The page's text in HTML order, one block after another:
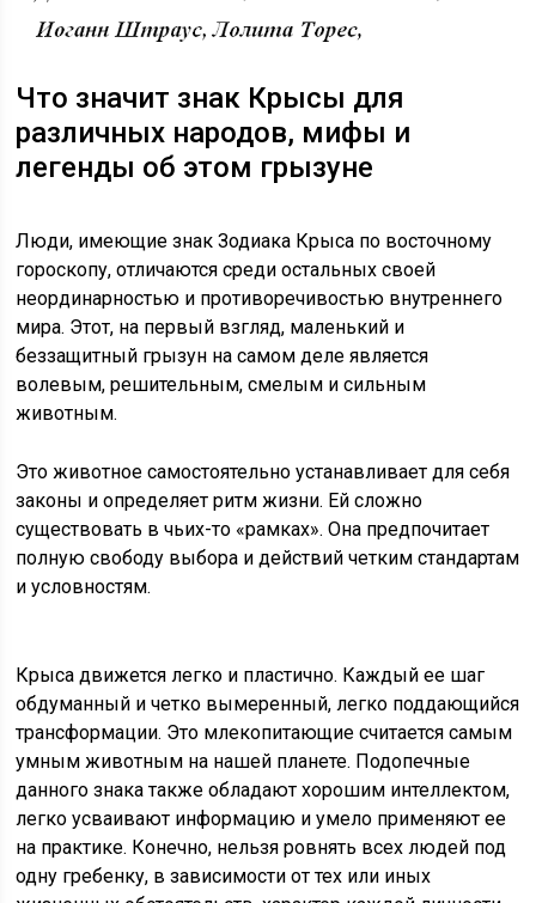
Что значит знак Крысы для
различных народов, мифы и
легенды об этом грызуне
Люди, имеющие знак Зодиака Крыса по восточному
гороскопу, отличаются среди остальных своей
неординарностью и противоречивостью внутреннего
мира. Этот, на первый взгляд, маленький и
беззащитный грызун на самом деле является
волевым, решительным, смелым и сильным
животным.
Это животное самостоятельно устанавливает для себя
законы и определяет ритм жизни. Ей сложно
существовать в чьих-то «рамках». Она предпочитает
полную свободу выбора и действий четким стандартам
и условностям.
Крыса движется легко и пластично. Каждый ее шаг
обдуманный и четко вымеренный, легко поддающийся
трансформации. Это млекопитающие считается самым
умным животным на нашей планете. Подопечные
данного знака также обладают хорошим интеллектом,
легко усваивают информацию и умело применяют ее
на практике. Конечно, нельзя ровнять всех людей под
одну гребенку, в зависимости от тех или иных